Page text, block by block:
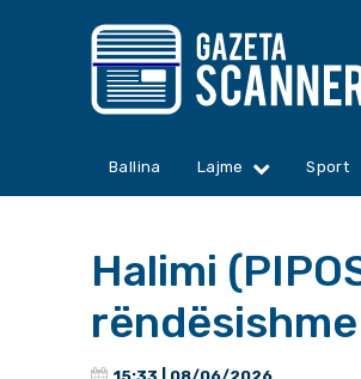
Ballina Lajme Sport
Halimi